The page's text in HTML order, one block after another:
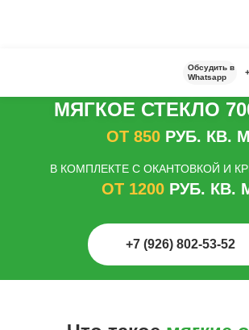
Обсудить в
Whatsapp
МЯГКОЕ СТЕКЛО
ОТ 850РУБ. КВ.
В КОМПЛЕКТЕ С ОКАНТОВКОЙ И
ОТ 1200 РУБ. КВ.
+7 (926) 802-53-52